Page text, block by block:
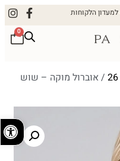
0
/ אוברול מוקה – שוש